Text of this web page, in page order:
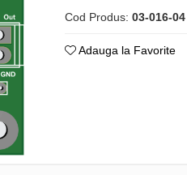
Cod Produs: 03-016-04
Adauga la Favorite